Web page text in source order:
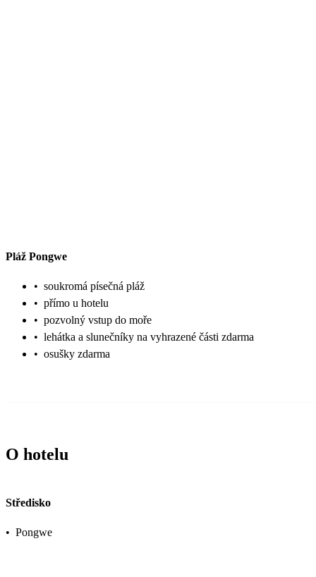
Pláž Pongwe
• soukromá písečná pláž
• přímo u hotelu
• pozvolný vstup do moře
• lehátka a slunečníky na vyhrazené části zdarma
• osušky zdarma
O hotelu
Středisko
• Pongwe